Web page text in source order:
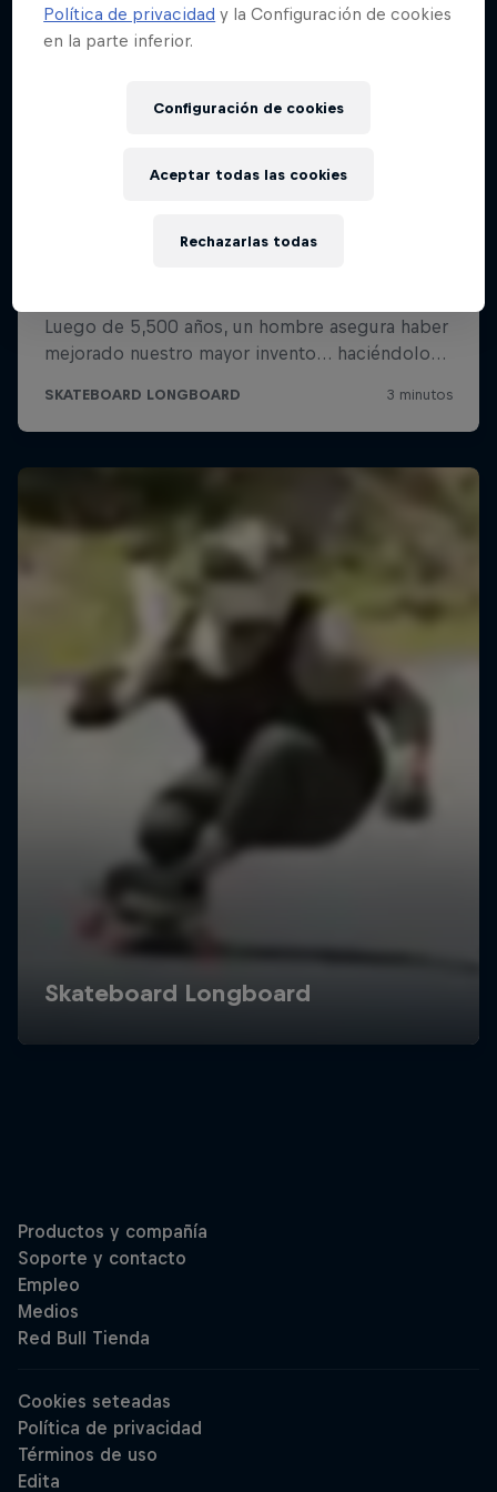
Política de privacidad y la Configuración de cookies
en la parte inferior.
Configuración de cookies
Rechazarlas todas
Aceptar todas las cookies